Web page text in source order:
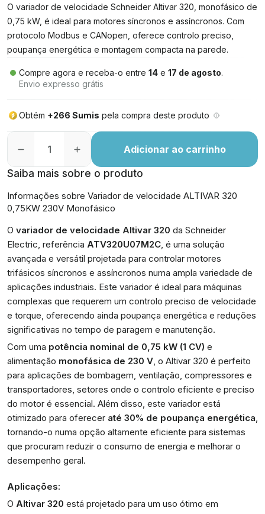
O variador de velocidade Schneider Altivar 320, monofásico de
0,75 kW, é ideal para motores síncronos e assíncronos. Com
protocolo Modbus e CANopen, oferece controlo preciso,
poupança energética e montagem compacta na parede.
Compre agora e receba-o entre 14 e 17 de agosto.
Envio expresso grátis
Obtém +266 Sumis pela compra deste produto
Adicionar ao carrinho
Saiba mais sobre o produto
Informações sobre Variador de velocidade ALTIVAR 320
0,75KW 230V Monofásico
O variador de velocidade Altivar 320 da Schneider
Electric, referência ATV320U07M2C, é uma solução
avançada e versátil projetada para controlar motores
trifásicos síncronos e assíncronos numa ampla variedade de
aplicações industriais. Este variador é ideal para máquinas
complexas que requerem um controlo preciso de velocidade
e torque, oferecendo ainda poupança energética e reduções
significativas no tempo de paragem e manutenção.
Com uma potência nominal de 0,75 kW (1 CV) e
alimentação monofásica de 230 V, o Altivar 320 é perfeito
para aplicações de bombagem, ventilação, compressores e
transportadores, setores onde o controlo eficiente e preciso
do motor é essencial. Além disso, este variador está
otimizado para oferecer até 30% de poupança energética,
tornando-o numa opção altamente eficiente para sistemas
que procuram reduzir o consumo de energia e melhorar o
desempenho geral.
Aplicações:
O Altivar 320 está projetado para um uso ótimo em